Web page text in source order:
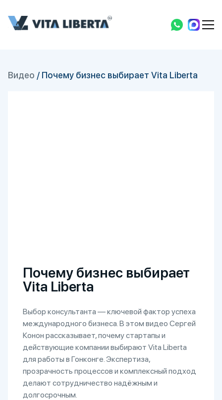
Видео / Почему бизнес выбирает Vita Liberta
Почему бизнес выбирает
Vita Liberta
Выбор консультанта — ключевой фактор успеха
международного бизнеса. В этом видео Сергей
Конон рассказывает, почему стартапы и
действующие компании выбирают Vita Liberta
для работы в Гонконге. Экспертиза,
прозрачность процессов и комплексный подход
делают сотрудничество надёжным и
долгосрочным.